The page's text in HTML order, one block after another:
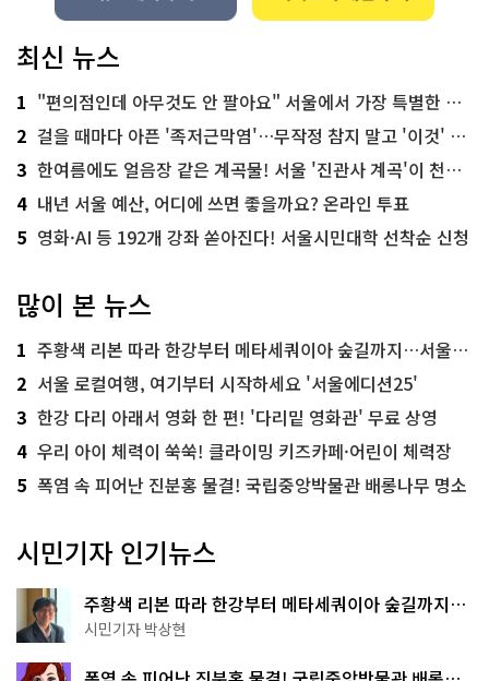
최신 뉴스
1 "편의점인데 아무것도 안 팔아요" 서울에서 가장 특별한 편의점의 정체
2 걸을 때마다 아픈 '족저근막염'…무작정 참지 말고 '이것' 해보세요!
3 한여름에도 얼음장 같은 계곡물! 서울 '진관사 계곡'이 천국이네~
4 내년 서울 예산, 어디에 쓰면 좋을까요? 온라인 투표
5 영화·AI 등 192개 강좌 쏟아진다! 서울시민대학 선착순 신청
많이 본 뉴스
1 주황색 리본 따라 한강부터 메타세쿼이아 숲길까지…서울둘레길 15코스
2 서울 로컬여행, 여기부터 시작하세요 '서울에디션25'
3 한강 다리 아래서 영화 한 편! '다리밑 영화관' 무료 상영
4 우리 아이 체력이 쑥쑥! 클라이밍 키즈카페·어린이 체력장
5 폭염 속 피어난 진분홍 물결! 국립중앙박물관 배롱나무 명소
시민기자 인기뉴스
주황색 리본 따라 한강부터 메타세쿼이아 숲길까지…
서울둘레길 15코스
시민기자 박상현